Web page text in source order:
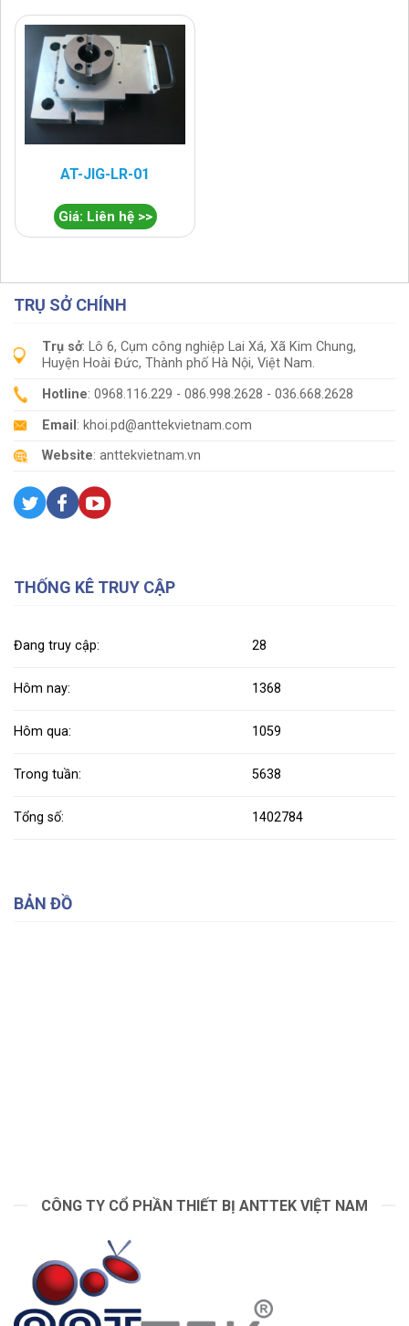
AT-JIG-LR-01
Giá: Liên hệ >>
TRỤ SỞ CHÍNH
Trụ sở: Lô 6, Cụm công nghiệp Lai Xá, Xã Kim Chung,
Huyện Hoài Đức, Thành phố Hà Nội, Việt Nam.
Hotline: 0968.116.229 - 086.998.2628 - 036.668.2628
Email : khoi.pd@anttekvietnam.com
Website: anttekvietnam.vn
THỐNG KÊ TRUY CẬP
Đang truy cập: 28
Hôm nay: 1368
Hôm qua: 1059
Trong tuần: 5638
Tổng số: 1402784
BẢN ĐỒ
CÔNG TY CỔ PHẦN THIẾT BỊ ANTTEK VIỆT NAM